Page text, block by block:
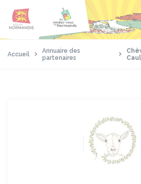
contenu
pied
Accueil
Annuaire des
partenaires
Panneau de gestion des cookies